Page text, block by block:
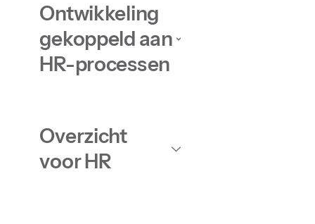
Ontwikkeling
gekoppeld aan
HR-processen
Overzicht
voor HR